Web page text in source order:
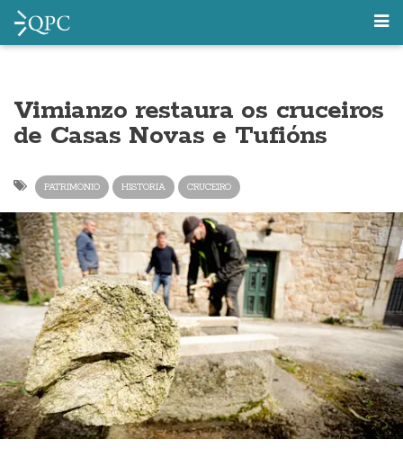
Vimianzo restaura os cruceiros
de Casas Novas e Tufións
PATRIMONIO HISTORIA CRUCEIRO